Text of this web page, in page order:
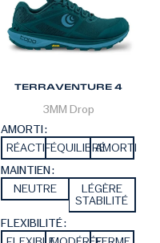
TERRAVENTURE 4
3MM Drop
AMORTI :
RÉACTIFÉQUILIBRÉAMORTI
MAINTIEN :
NEUTRE
LÉGÈRE
STABILITÉ
FLEXIBILITÉ :